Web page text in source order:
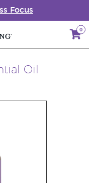
Focus
0
Oil